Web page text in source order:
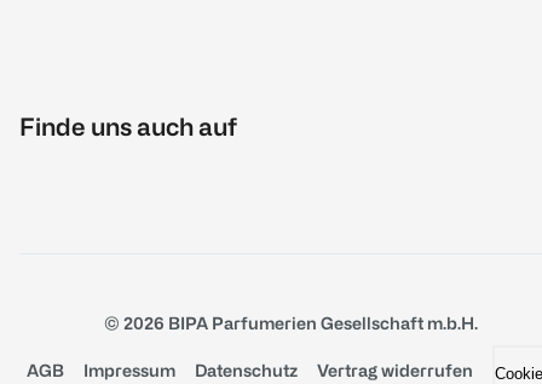
Finde uns auch auf
© 2026 BIPA Parfumerien Gesellschaft m.b.H.
AGB Impressum Datenschutz Vertrag widerrufen